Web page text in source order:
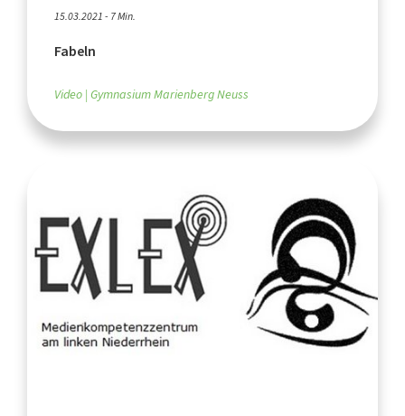
15.03.2021 - 7 Min.
Fabeln
Video Gymnasium Marienberg Neuss